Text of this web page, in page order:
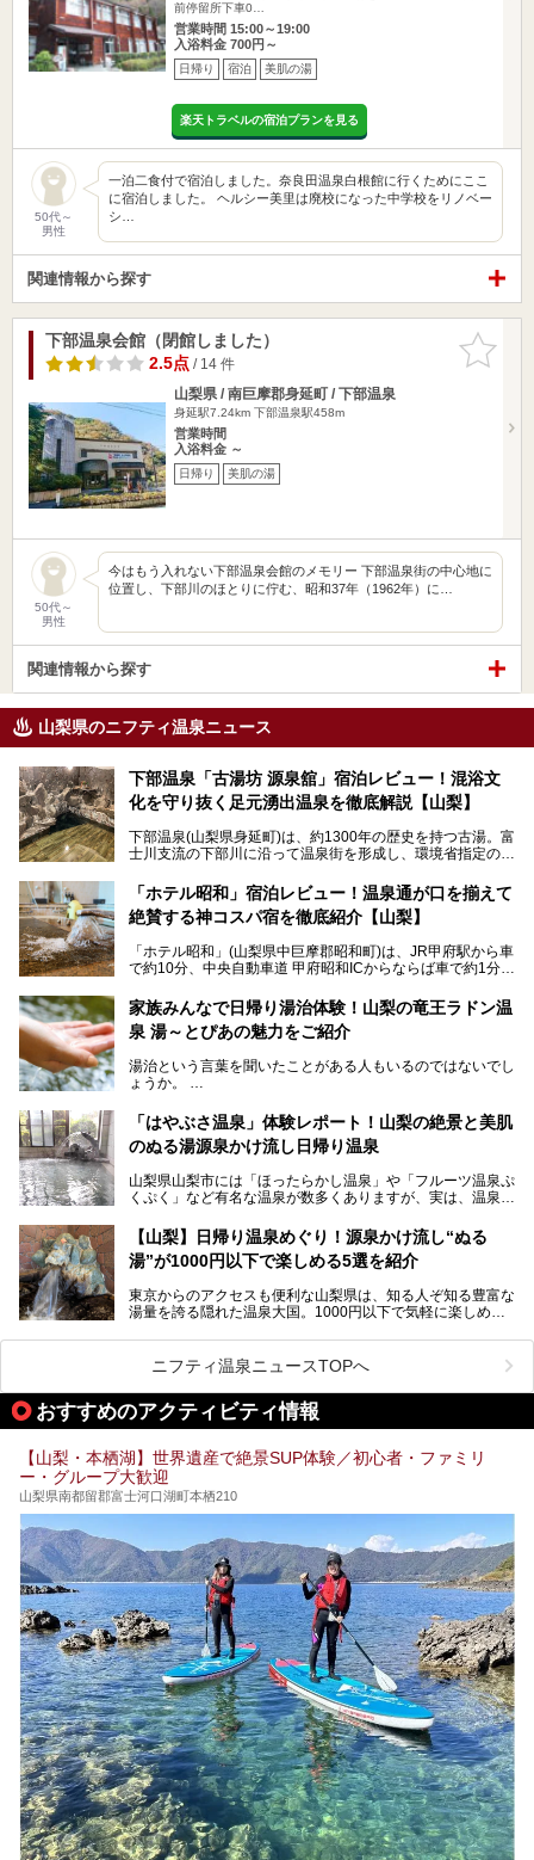
前停留所下車0…
営業時間 15:00～19:00
入浴料金 700円～
日帰り 宿泊 美肌の湯
楽天トラベルの宿泊プランを見る
50代～
男性
一泊二食付で宿泊しました。奈良田温泉白根館に行くためにここ
に宿泊しました。 ヘルシー美里は廃校になった中学校をリノベー
シ…
関連情報から探す
お気に入
りに追加
下部温泉会館（閉館しました）
2.5点/ 14 件
山梨県 / 南巨摩郡身延町 / 下部温泉
身延駅7.24km 下部温泉駅458m
営業時間
入浴料金 ～
日帰り 美肌の湯
50代～
男性
今はもう入れない下部温泉会館のメモリー 下部温泉街の中心地に
位置し、下部川のほとりに佇む、昭和37年（1962年）に…
関連情報から探す
山梨県のニフティ温泉ニュース
下部温泉「古湯坊 源泉舘」宿泊レビュー！混浴文
化を守り抜く足元湧出温泉を徹底解説【山梨】
下部温泉(山梨県身延町)は、約1300年の歴史を持つ古湯。富
士川支流の下部川に沿って温泉街を形成し、環境省指定の国
中でも「古湯坊 源泉舘」は、戦国時代に武田信玄公も療養
したと伝えられる名湯の宿。最大の特徴は、令和の現代にお
いても混浴文化が守られ、老若男女の分け隔て一切無く温泉
向にありますが、「古湯坊 源泉舘」では本来あるべき混浴
の姿が保たれている点に注目すべきでしょう。
今回は足元湧出の混浴温泉である「かくし湯大岩風呂」をは
じめ、湯治棟である「別館神泉」を中心に「古湯坊 源泉
舘」の全貌を徹底紹介します。
「ホテル昭和」宿泊レビュー！温泉通が口を揃えて
絶賛する神コスパ宿を徹底紹介【山梨】
「ホテル昭和」(山梨県中巨摩郡昭和町)は、JR甲府駅から車
で約10分、中央自動車道 甲府昭和ICからならば車で約1分の
から、一人泊でも6,000円台から宿泊可能です。
しかし、最大の魅力は“温泉そのもの”でしょう。自家源泉を
統の単純温泉は、入浴すると実にサッパリ爽快。日帰り入浴
不可なこともあり、全国の温泉ファンがこの温泉を求めて
では循環濾過の沸かし湯が一般的ですが、ここは本物の極上
温泉。まさに価格破壊と言えるクオリティです。
室や無料朝食などをご紹介。温泉通が口を揃えて絶賛する神
コスパ宿の全貌を徹底解説します！
家族みんなで日帰り湯治体験！山梨の竜王ラドン温
泉 湯～とぴあの魅力をご紹介
湯治という言葉を聞いたことがある人もいるのではないでし
ょうか。
なかなか体験できない、湯治体験が日帰りでできる温浴施設
が山梨にあります。
ぴあ」の魅力をご紹介します。
提供元：株式会社湯ーとぴあ【PR】
この記事は株式会社湯ーとぴあのPRレポート記事です。
「はやぶさ温泉」体験レポート！山梨の絶景と美肌
のぬる湯源泉かけ流し日帰り温泉
山梨県山梨市には「ほったらかし温泉」や「フルーツ温泉ぷ
くぷく」など有名な温泉が数多くありますが、実は、温泉マ
です。今回紹介する「はやぶさ温泉」も、そのひとつ。温泉
はもちろん、絶景や地元食材を活かしたグルメも堪能できま
す。
します。
【山梨】日帰り温泉めぐり！源泉かけ流し“ぬる
湯”が1000円以下で楽しめる5選を紹介
東京からのアクセスも便利な山梨県は、知る人ぞ知る豊富な
湯量を誇る隠れた温泉大国。1000円以下で気軽に楽しめ
も、これからの季節に嬉しい、じんわりと体の芯まで温ま
る“ぬる湯”が豊富なのも魅力。今回は、湯質も抜群で心ゆく
までリラックスできる山梨のお得な日帰り温泉を、実際体験
した感想と共に紹介します。
※ぬる湯とは35℃～39℃程度の体温に近いぬるめ温泉のこ
ニフティ温泉ニュースTOPへ
おすすめのアクティビティ情報
【山梨・本栖湖】世界遺産で絶景SUP体験／初心者・ファミリ
ー・グループ大歓迎
山梨県南都留郡富士河口湖町本栖210